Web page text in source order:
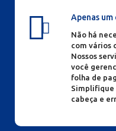
Apenas
Não há
com vários
Nossos
você
folha de
Simplifique
cabeça e